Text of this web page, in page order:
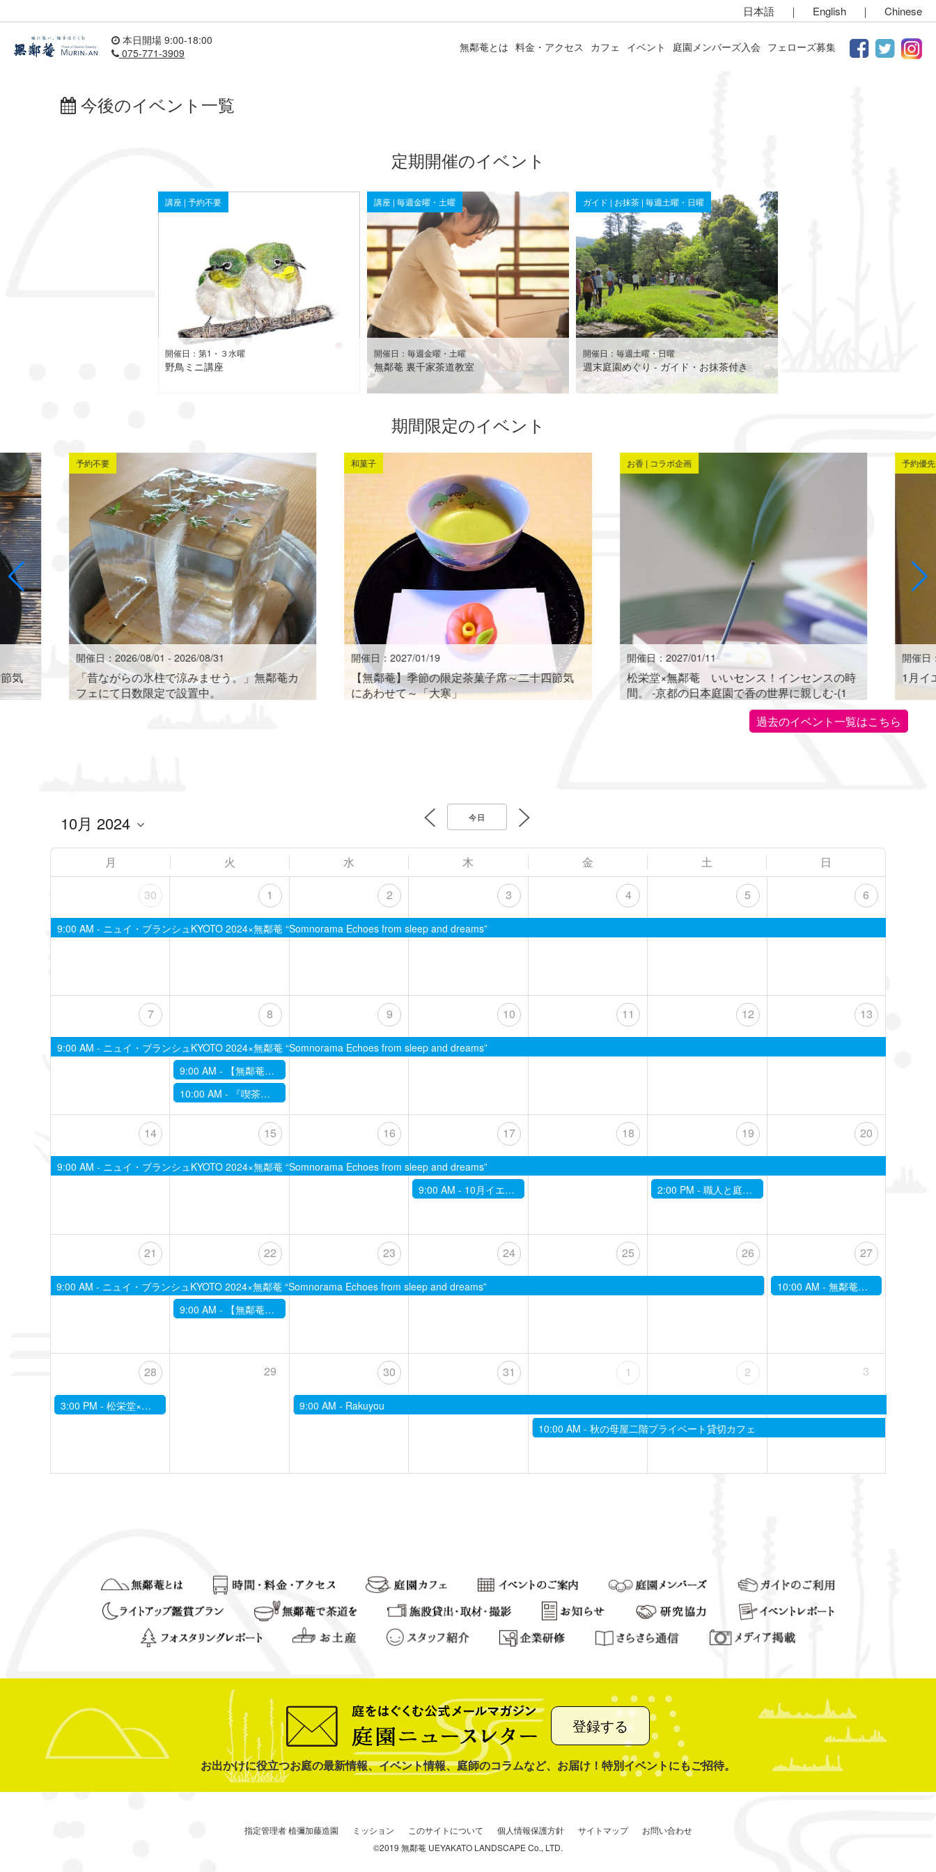
日本語 ｜ English ｜ Chinese
本日開場 9:00-18:00
075-771-3909
無鄰菴とは 料金・アクセス カフェ イベント 庭園メンバーズ入会 フェローズ募集
今後のイベント一覧
定期開催のイベント
講座 | 予約不要
開催日：第1・３水曜
野鳥ミニ講座
講座 | 毎週金曜・土曜
開催日：毎週金曜・土曜
無鄰菴 裏千家茶道教室
ガイド | お抹茶 | 毎週土曜・日曜
開催日：毎週土曜・日曜
週末庭園めぐり - ガイド・お抹茶付き
期間限定のイベント
気
予約不要
開催日：2026/08/01 - 2026/08/31
「昔ながらの氷柱で涼みませう。」無鄰菴カ
フェにて日数限定で設置中。
和菓子
開催日：2027/01/19
【無鄰菴】季節の限定茶菓子席～二十四節気
にあわせて～「大寒」
お香 | コラボ企画
開催日：2027/01/11
松栄堂×無鄰菴 いいセンス！インセンスの時
間。 -京都の日本庭園で香の世界に親しむ-(1
予約優
開催日
1月イ
過去のイベント一覧はこちら
今日
月 火 水 木 金 土 日
30
9:00 AM - ニュイ・ブランシュKYOTO 2024×無鄰菴 “Somnorama Echoes from sleep and dreams”
1 2 3 4 5 6
7
9:00 AM - ニュイ・ブランシュKYOTO 2024×無鄰菴 “Somnorama Echoes from sleep and dreams”
8
9:00 AM -
【無鄰菴】10/8季節の限定茶菓子席～二十四節気にあわせて～「寒露」
10:00 AM -
『喫茶の時間@茶室 茶室の解説付き！』
9 10 11 12 13
14
9:00 AM - ニュイ・ブランシュKYOTO 2024×無鄰菴 “Somnorama Echoes from sleep and dreams”
15 16 17
9:00 AM - 10月イエス、能。「宇髙竜成の部屋」
18 19
2:00 PM -職人と庭園スタディー☆2024 10/19「秋の庭」芝地手入れ、低木剪定、流れ周辺掃除
20
21
9:00 AM - ニュイ・ブランシュKYOTO 2024×無鄰菴 “Somnorama Echoes from sleep and dreams”
22
9:00 AM - 【無鄰菴】10/22季節の限定茶菓子席～二十四節気にあわせて～「霜降」
23 24 25 26 27
10:00 AM - 無鄰菴庭園茶会 「紅葉」
28
3:00 PM - 松栄堂×無鄰菴 いいセンス！インセンスの時間。 -京都の日本庭園で香の世界に親しむ-(10月)
29 30
9:00 AM - Rakuyou
31 1
10:00 AM - 秋の母屋二階プライベート貸切カフェ
2 3
登録する
お出かけに役立つお庭の最新情報、イベント情報、庭師のコラムなど、お届け！特別イベントにもご招待。
指定管理者 植彌加藤造園 ミッション このサイトについて 個人情報保護方針 サイトマップ
お問い合わせ
©2019 無鄰菴 UEYAKATO LANDSCAPE Co., LTD.